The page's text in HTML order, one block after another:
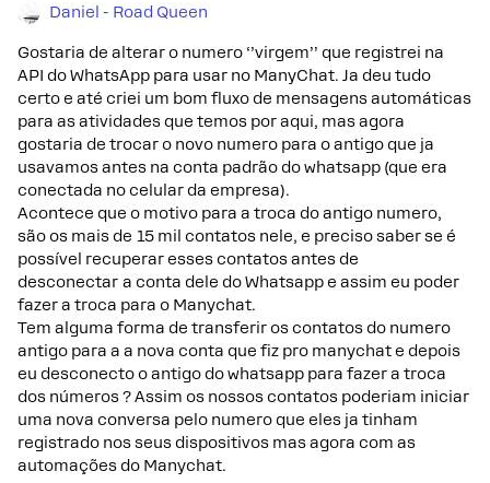
Daniel - Road Queen
Gostaria de alterar o numero ‘’virgem’’ que registrei na
API do WhatsApp para usar no ManyChat. Ja deu tudo
certo e até criei um bom fluxo de mensagens automáticas
para as atividades que temos por aqui, mas agora
gostaria de trocar o novo numero para o antigo que ja
usavamos antes na conta padrão do whatsapp (que era
conectada no celular da empresa).
Acontece que o motivo para a troca do antigo numero,
são os mais de 15 mil contatos nele, e preciso saber se é
possível recuperar esses contatos antes de
desconectar a conta dele do Whatsapp e assim eu poder
fazer a troca para o Manychat.
Tem alguma forma de transferir os contatos do numero
antigo para a a nova conta que fiz pro manychat e depois
eu desconecto o antigo do whatsapp para fazer a troca
dos números ? Assim os nossos contatos poderiam iniciar
uma nova conversa pelo numero que eles ja tinham
registrado nos seus dispositivos mas agora com as
automações do Manychat.